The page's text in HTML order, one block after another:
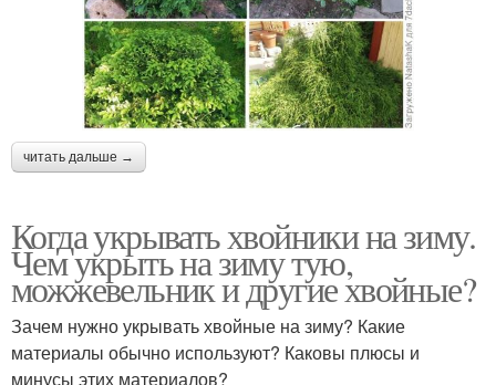
читать дальше →
Когда укрывать хвойники на зиму.
Чем укрыть на зиму тую,
можжевельник и другие хвойные?
Зачем нужно укрывать хвойные на зиму? Какие
материалы обычно используют? Каковы плюсы и
минусы этих материалов?